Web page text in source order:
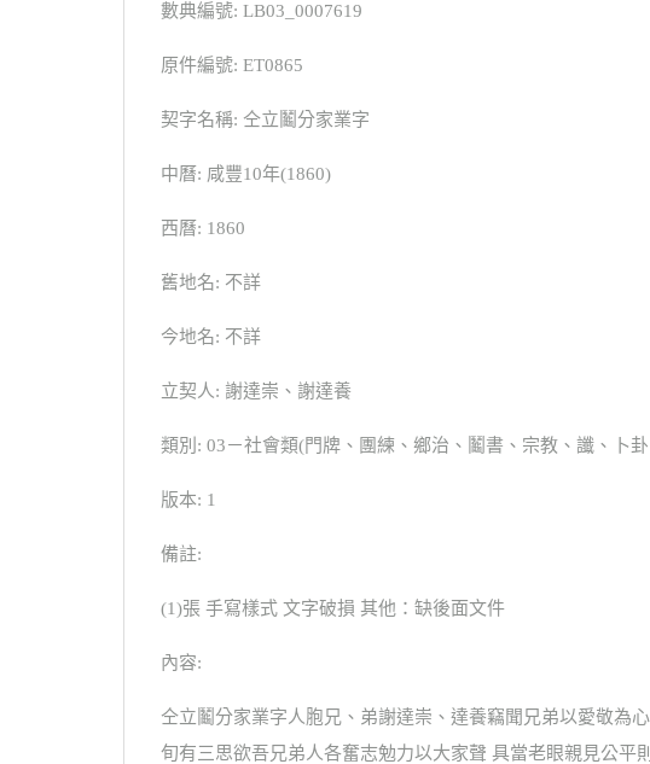
數典編號: LB03_0007619
原件編號: ET0865
契字名稱: 仝立鬮分家業字
中曆: 咸豐10年(1860)
西曆: 1860
舊地名: 不詳
今地名: 不詳
立契人: 謝達崇、謝達養
類別: 03－社會類(門牌、團練、鄉治、鬮書、宗教、讖、卜
版本: 1
備註:
(1)張 手寫樣式 文字破損 其他：缺後面文件
內容:
仝立鬮分家業字人胞兄、弟謝達崇、達養竊聞兄弟以愛敬為
旬有三思欲吾兄弟人各奮志勉力以大家聲 具當老眼親見公